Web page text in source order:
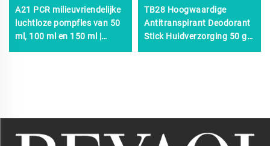
A21 PCR milieuvriendelijke
luchtloze pompfles van 50
ml, 100 ml en 150 ml |
TB28 Hoogwaardige
Antitranspirant Deodorant
Stick Huidverzorging 50 g